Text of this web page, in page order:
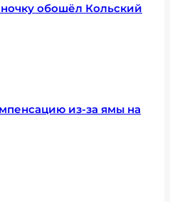
обошёл Кольский
из-за ямы на